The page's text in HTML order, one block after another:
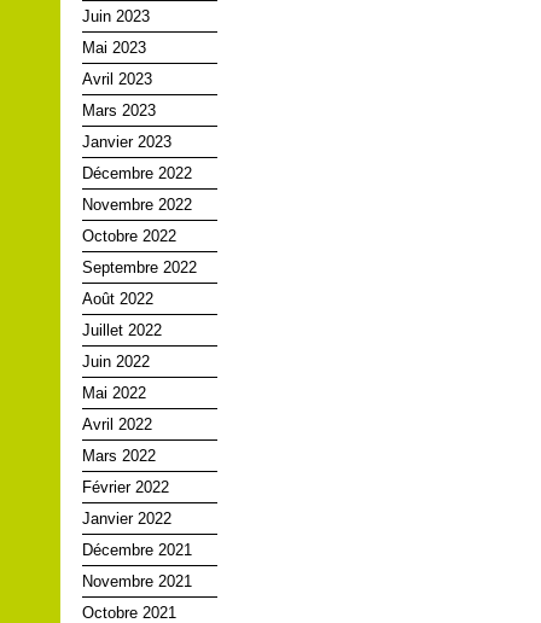
Juin 2023
Mai 2023
Avril 2023
Mars 2023
Janvier 2023
Décembre 2022
Novembre 2022
Octobre 2022
Septembre 2022
Août 2022
Juillet 2022
Juin 2022
Mai 2022
Avril 2022
Mars 2022
Février 2022
Janvier 2022
Décembre 2021
Novembre 2021
Octobre 2021